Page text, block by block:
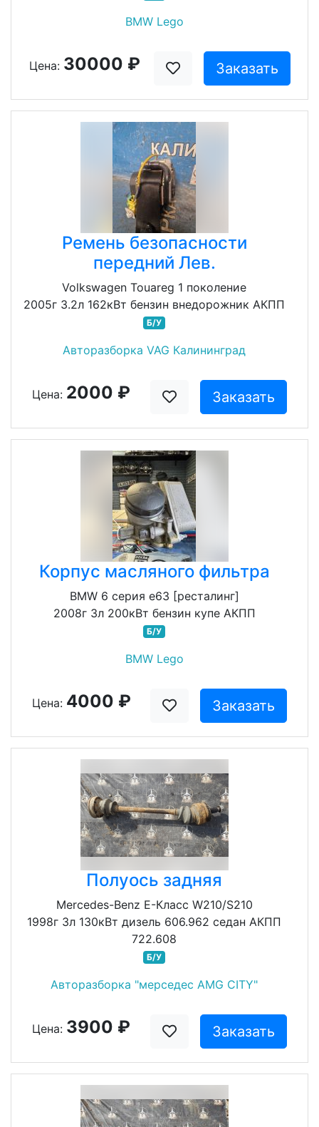
BMW Lego
Цена: 30000 ₽ Заказать
Ремень безопасности
передний Лев.
Volkswagen Touareg 1 поколение
2005г 3.2л 162кВт бензин внедорожник АКПП
Б/У
Авторазборка VAG Калининград
Цена: 2000 ₽ Заказать
Корпус масляного фильтра
BMW 6 серия e63 [ресталинг]
2008г 3л 200кВт бензин купе АКПП
Б/У
BMW Lego
Цена: 4000 ₽ Заказать
Полуось задняя
Mercedes-Benz E-Класс W210/S210
1998г 3л 130кВт дизель 606.962 седан АКПП
722.608
Б/У
Авторазборка "мерседес AMG CITY"
Цена: 3900 ₽ Заказать